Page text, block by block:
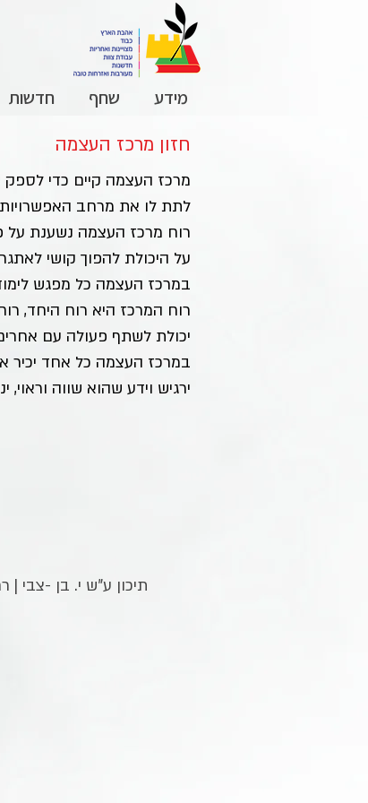
מידע שחף חדשות
חזון מרכז העצמה
מרכז העצמה קיים כדי לספק
לתת לו את מרחב האפשרויות
רוח מרכז העצמה נשענת על
על היכולת להפוך קושי
במרכז העצמה כל מפגש
רוח המרכז היא רוח היחד,
יכולת לשתף פעולה עם
במרכז העצמה כל אחד יכיר
ירגיש וידע שהוא שווה
תיכון ע"ש י. בן -צבי | רחוב שלמה המלך 31, קריית